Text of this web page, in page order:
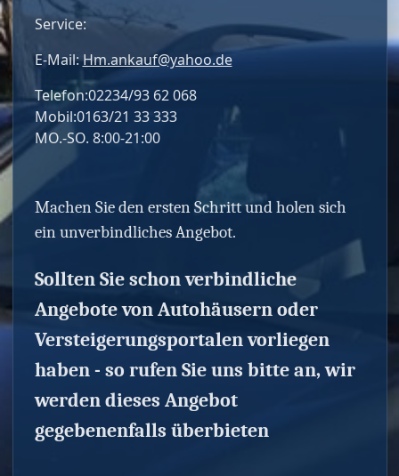
Service:
E-Mail:Hm.ankauf@yahoo.de
Telefon:02234/93 62 068
Mobil:0163/21 33 333
MO.-SO. 8:00-21:00
Machen Sie den ersten Schritt und holen sich
ein unverbindliches Angebot.
Sollten Sie schon verbindliche
Angebote von Autohäusern oder
Versteigerungsportalen vorliegen
haben - so rufen Sie uns bitte an, wir
werden dieses Angebot
gegebenenfalls überbieten